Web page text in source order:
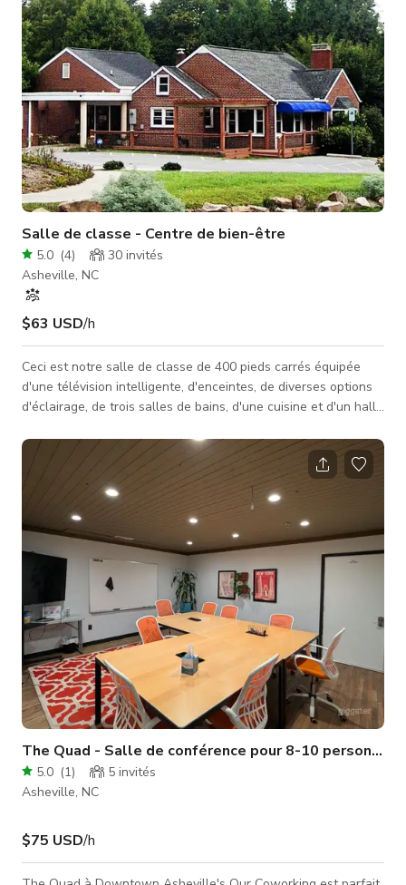
Smart TV et d
Salle de classe - Centre de bien-être
5.0 (4) 30 invités
Asheville, NC
$63 USD/h
Ceci est notre salle de classe de 400 pieds carrés équipée
d'une télévision intelligente, d'enceintes, de diverses options
d'éclairage, de trois salles de bains, d'une cuisine et d'un hall.
style fer à cheval ouvert. Nous disposons de nombreux
espaces de stationnement ! Nous sommes un centre de bien-
être passionné par l'aide aux individus et groupes pour créer
des vies vibrantes grâce à la conscience qui conduit à une c
The Quad - Salle de conférence pour 8-10 personnes
5.0 (1) 5 invités
Asheville, NC
$75 USD/h